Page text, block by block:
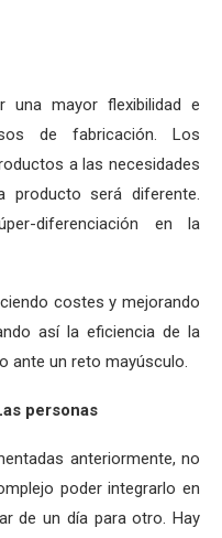
una mayor flexibilidad e
de fabricación. Los
a las necesidades
producto será diferente.
diferenciación en la
costes y mejorando
así la eficiencia de la
ante un reto mayúsculo.
personas
anteriormente, no
poder integrarlo en
de un día para otro. Hay